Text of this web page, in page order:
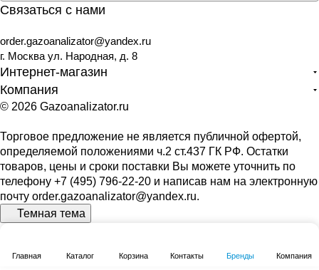
Связаться с нами
order.gazoanalizator@yandex.ru
г. Москва ул. Народная, д. 8
Интернет-магазин
Компания
© 2026 Gazoanalizator.ru
Торговое предложение не является публичной офертой,
определяемой положениями ч.2 ст.437 ГК РФ. Остатки
товаров, цены и сроки поставки Вы можете уточнить по
телефону +7 (495) 796-22-20 и написав нам на электронную
почту order.gazoanalizator@yandex.ru.
Темная тема
Главная Каталог Корзина Контакты Бренды Компания